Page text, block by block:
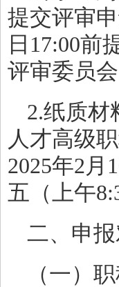
提交评审
日17:00前
评审委员
2.纸质材
人才高级
2025年2月
五（上午
二、申
（一）